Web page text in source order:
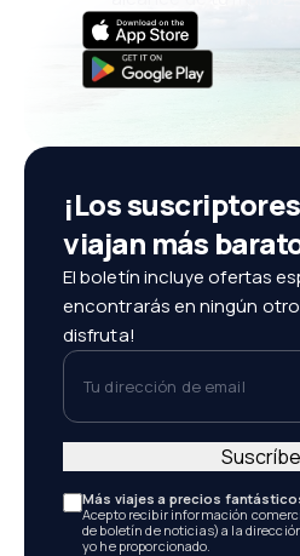
¡Los suscriptores
viajan más
El boletín incluye ofertas
encontrarás en ningún otro
disfruta!
Tu dirección de email
Más viajes a precios
Acepto recibir información
de boletín de noticias) a la
yo he proporcionado.